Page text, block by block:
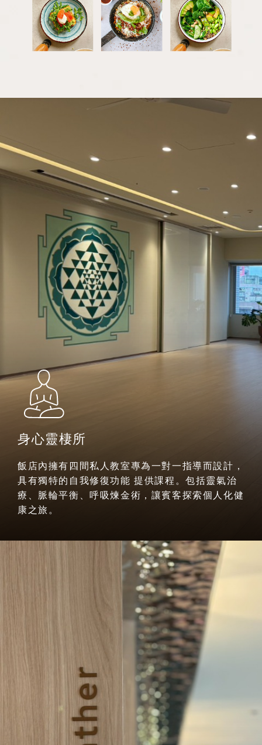
身心靈棲所
飯店內擁有四間私人教室專為一對一指導而設計，
具有獨特的自我修復功能 提供課程。包括靈氣治
療、脈輪平衡、呼吸煉金術，讓賓客探索個人化健
康之旅。